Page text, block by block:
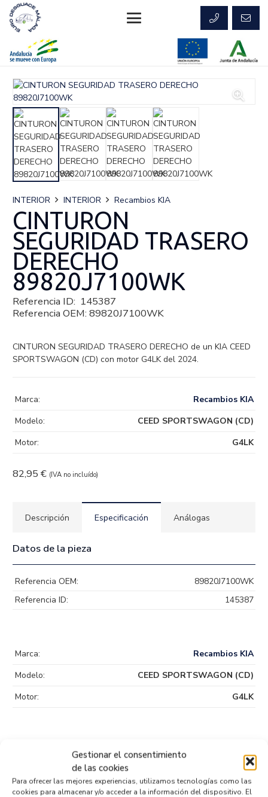
Gestionar el consentimiento
de las cookies
Para ofrecer las mejores experiencias, utilizamos tecnologías como las
cookies para almacenar y/o acceder a la información del dispositivo. El
INTERIOR INTERIOR Recambios KIA
CINTURON
SEGURIDAD TRASERO
DERECHO
89820J7100WK
Referencia ID: 145387
Referencia OEM: 89820J7100WK
CINTURON SEGURIDAD TRASERO DERECHO de un KIA CEED
SPORTSWAGON (CD) con motor G4LK del 2024.
82,95 € (IVA no incluído)
Marca:
Recambios KIA
Modelo:
CEED SPORTSWAGON (CD)
Motor:
G4LK
Descripción Especificación Análogas
Datos de la pieza
Referencia OEM:
89820J7100WK
Referencia ID:
145387
Marca:
Recambios KIA
Modelo:
CEED SPORTSWAGON (CD)
Motor:
G4LK
Productos relacionados